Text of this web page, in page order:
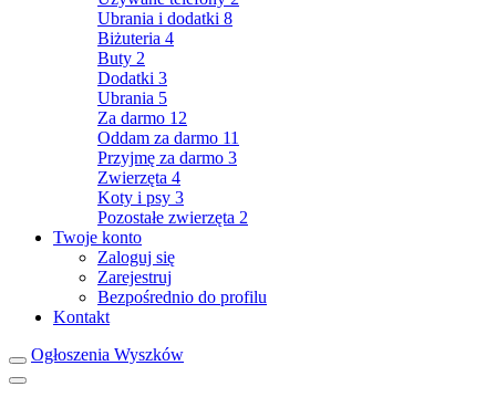
Ubrania i dodatki 8
Biżuteria 4
Buty 2
Dodatki 3
Ubrania 5
Za darmo 12
Oddam za darmo 11
Przyjmę za darmo 3
Zwierzęta 4
Koty i psy 3
Pozostałe zwierzęta 2
Twoje konto
Zaloguj się
Zarejestruj
Bezpośrednio do profilu
Kontakt
Ogłoszenia Wyszków